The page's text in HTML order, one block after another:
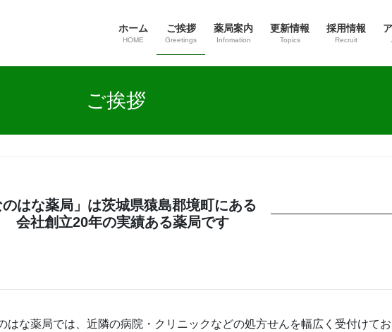
ホーム
HOME
ご挨拶
Greetings
薬局案内
Infomation
更新情報
Topics
採用情報
Recruit
ご挨拶
のはな薬局」は茨城県猿島郡境町にある
会社創立20年の実績ある薬局です
はな薬局では、近隣の病院・クリニックなどの処方せんを幅広く受付けてお